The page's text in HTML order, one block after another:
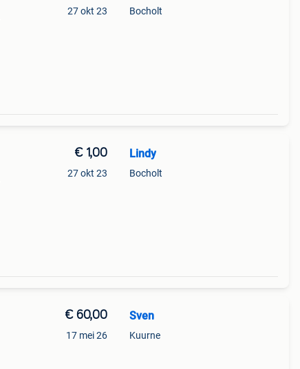
27 okt 23 Bocholt
€ 1,00
27 okt 23
Lindy
Bocholt
€ 60,00
17 mei 26
Sven
Kuurne